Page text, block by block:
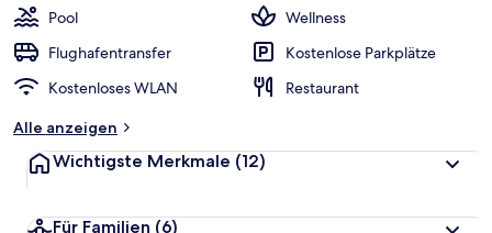
Pool
Wellness
Flughafentransfer
Kostenlose Parkplätze
Kostenloses WLAN
Restaurant
Alle anzeigen
Wichtigste Merkmale (12)
Für Familien (6)